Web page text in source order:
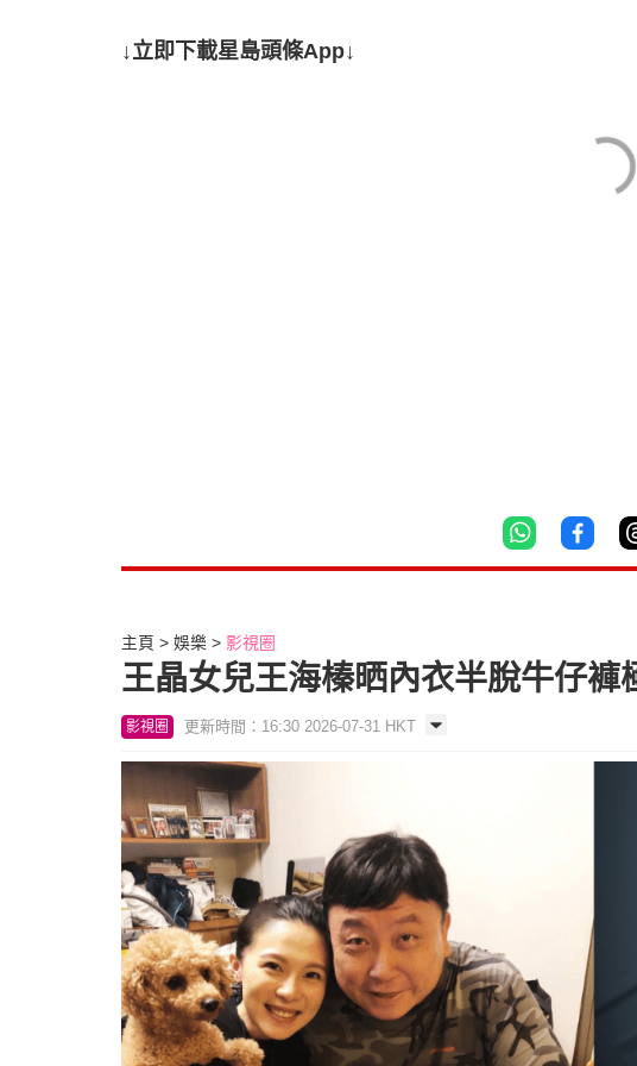
↓立即下載星島頭條App↓
主頁 娛樂 影視圈
王晶女兒王海榛晒內衣半脫牛仔
影視圈 更新時間：16:30 2026-07-31 HKT